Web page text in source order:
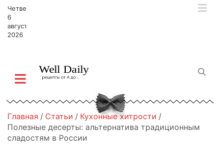
Четверг,
6
августа,
2026
Главная Статьи
Кухонные хитрости
Полезные десерты: альтернатива традиционным
сладостям в России